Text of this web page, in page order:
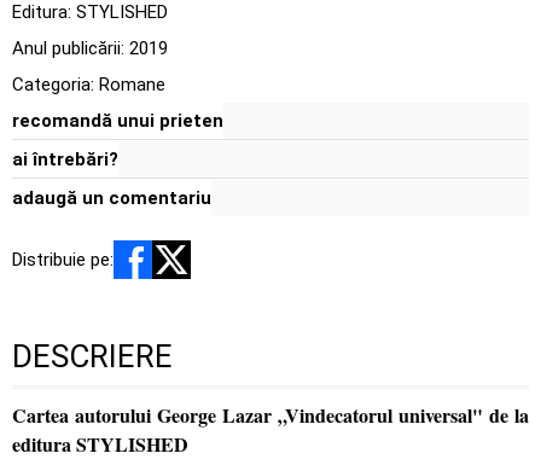
Editura: STYLISHED
Anul publicării: 2019
Categoria: Romane
recomandă unui prieten
ai întrebări?
adaugă un comentariu
Distribuie pe:
DESCRIERE
Cartea autorului George Lazar „Vindecatorul universal" de la
editura STYLISHED